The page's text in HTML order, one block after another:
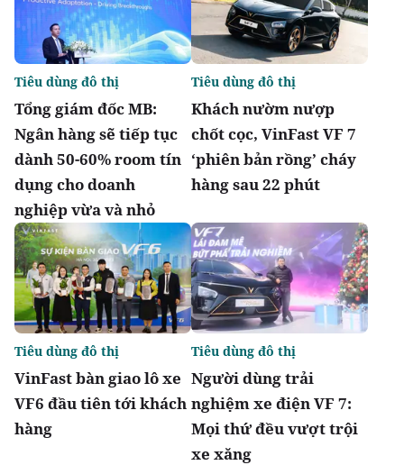
Tổng giám đốc MB:
Ngân hàng sẽ tiếp tục
dành 50-60% room tín
dụng cho doanh
nghiệp vừa và nhỏ
Tiêu dùng đô thị
Khách nườm nượp
chốt cọc, VinFast VF 7
‘phiên bản rồng’ cháy
hàng sau 22 phút
Tiêu dùng đô thị
VinFast bàn giao lô xe
VF6 đầu tiên tới khách
hàng
Tiêu dùng đô thị
Người dùng trải
nghiệm xe điện VF 7:
Mọi thứ đều vượt trội
xe xăng
Tiêu dùng đô thị